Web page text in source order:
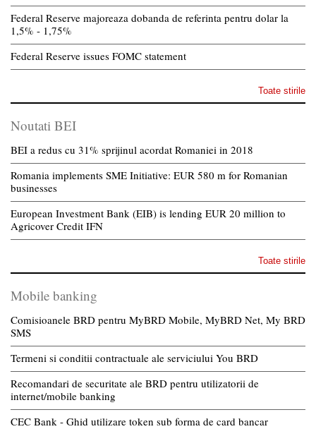
Federal Reserve majoreaza dobanda de referinta pentru dolar la
1,5% - 1,75%
Federal Reserve issues FOMC statement
Toate stirile
Noutati BEI
BEI a redus cu 31% sprijinul acordat Romaniei in 2018
Romania implements SME Initiative: EUR 580 m for Romanian
businesses
European Investment Bank (EIB) is lending EUR 20 million to
Agricover Credit IFN
Toate stirile
Mobile banking
Comisioanele BRD pentru MyBRD Mobile, MyBRD Net, My BRD
SMS
Termeni si conditii contractuale ale serviciului You BRD
Recomandari de securitate ale BRD pentru utilizatorii de
internet/mobile banking
CEC Bank - Ghid utilizare token sub forma de card bancar